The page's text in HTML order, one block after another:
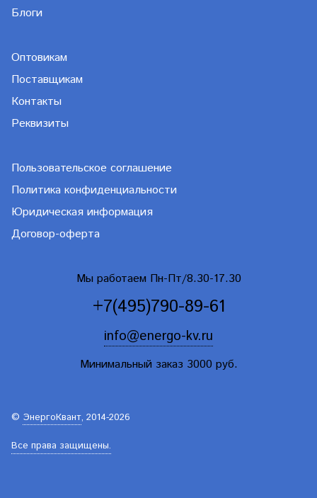
Блоги
Оптовикам
Поставщикам
Контакты
Реквизиты
Пользовательское соглашение
Политика конфиденциальности
Юридическая информация
Договор-оферта
Мы работаем Пн-Пт/8.30-17.30
+7(495)790-89-61
info@energo-kv.ru
Минимальный заказ 3000 руб.
© ЭнергоКвант, 2014-2026
Все права защищены.